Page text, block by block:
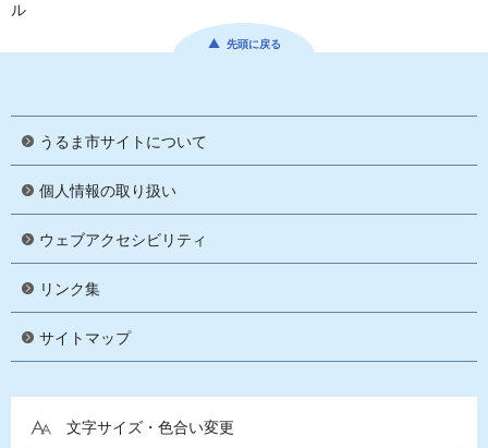
ル
先頭に戻る
うるま市サイトについて
個人情報の取り扱い
ウェブアクセシビリティ
リンク集
サイトマップ
文字サイズ・色合い変更